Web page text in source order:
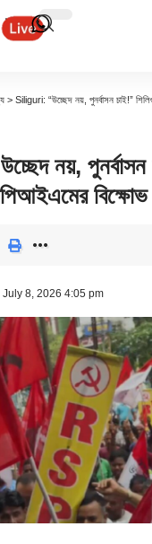
> Siliguri: “উচ্ছেদ নয়, পুনর্বাসন চাই!”
নয়, পুনর্বাসন
বিক্ষোভ
July 8, 2026 4:05 pm